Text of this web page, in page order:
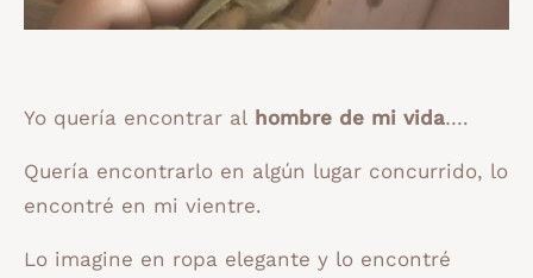
Yo quería encontrar al hombre de mi vida….
Quería encontrarlo en algún lugar concurrido, lo
encontré en mi vientre.
Lo imagine en ropa elegante y lo encontré